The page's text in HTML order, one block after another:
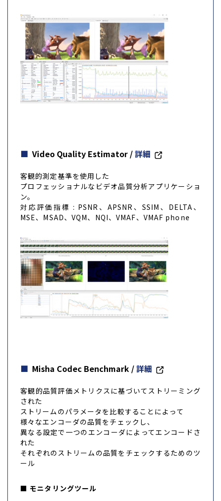
Video Quality Estimator /詳細
客観的測定基準を使用した
プロフェッショナルなビデオ品質分析アプリケーショ
ン。
対応評価指標 : PSNR、APSNR、SSIM、DELTA、
MSE、MSAD、VQM、NQI、VMAF、VMAF phone
Misha Codec Benchmark /詳細
客観的品質評価メトリクスに基づいてストリーミング
された
ストリームのパラメータを比較することによって
様々なエンコーダの品質をチェックし、
異なる設定で一つのエンコーダによってエンコードさ
れた
それぞれのストリームの品質をチェックするためのツ
ール
■ モニタリングツール